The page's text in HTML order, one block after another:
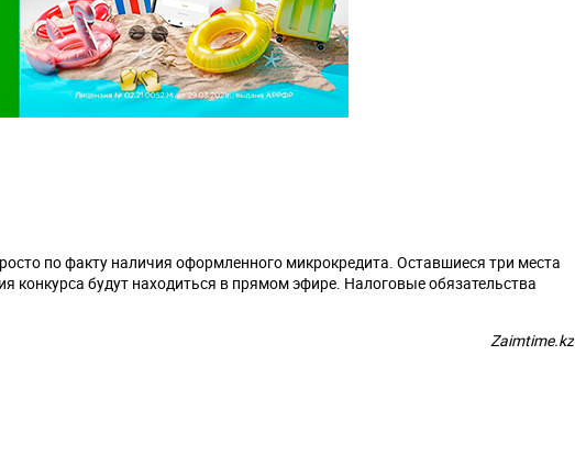
по факту наличия оформленного микрокредита. Оставшиеся три места
конкурса будут находиться в прямом эфире. Налоговые обязательства
Zaimtime.kz